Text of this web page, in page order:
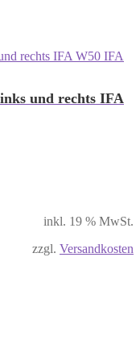
und rechts IFA
inkl. 19 % MwSt.
zzgl. Versandkosten